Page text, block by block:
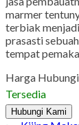
Twitter
WhatsApp
LinkedIn
Tumblr